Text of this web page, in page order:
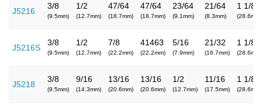
J5216
3/8
(9.5mm)
1/2
(12.7mm)
47/64
(18.7mm)
47/64
(18.7mm)
23/64
(9.1mm)
21/64
(8.3mm)
1 1/8
(28.6mm)
J5216S
3/8
(9.5mm)
1/2
(12.7mm)
7/8
(22.2mm)
41463
(22.2mm)
5/16
(7.9mm)
21/32
(16.7mm)
1 1/8
(28.6mm)
J5218
3/8
(9.5mm)
9/16
(14.3mm)
13/16
(20.6mm)
13/16
(20.6mm)
1/2
(12.7mm)
11/16
(17.5mm)
1 1/8
(28.6mm)